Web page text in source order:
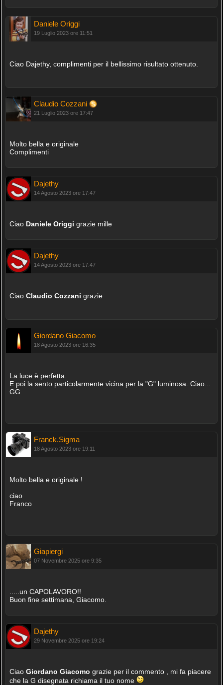
Daniele Origgi
19 Luglio 2023 ore 11:51
Ciao Dajethy, complimenti per il bellissimo risultato ottenuto.
Claudio Cozzani
21 Luglio 2023 ore 17:47
Molto bella e originale
Complimenti
Dajethy
14 Agosto 2023 ore 17:47
Ciao Daniele Origgi grazie mille
Dajethy
14 Agosto 2023 ore 17:47
Ciao Claudio Cozzani grazie
Giordano Giacomo
18 Agosto 2023 ore 16:35
La luce è perfetta.
E poi la sento particolarmente vicina per la "G" luminosa. Ciao...
GG
Franck.Sigma
18 Agosto 2023 ore 19:11
Molto bella e originale !
ciao
Franco
Giapiergi
07 Novembre 2025 ore 9:35
.....un CAPOLAVORO!!
Buon fine settimana, Giacomo.
Dajethy
29 Novembre 2025 ore 19:24
Ciao Giordano Giacomo grazie per il commento , mi fa piacere
che la G disegnata richiama il tuo nome